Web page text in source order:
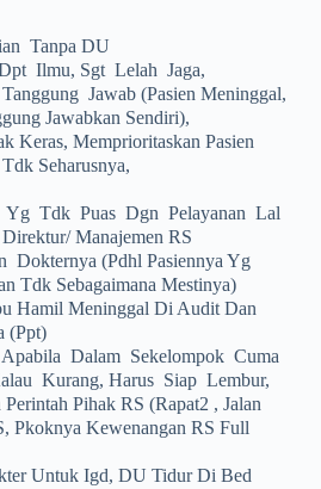
Tanpa DU
Ilmu, Sgt Lelah Jaga,
Jawab (pasien Meninggal,
Jawabkan Sendiri),
Keras, Memprioritaskan Pasien
Seharusnya,
Yg Tdk Puas Dgn Pelayanan Lal
Manajemen RS
(pdhl Pasiennya Yg
Tdk Sebagaimana Mestinya)
Hamil Meninggal Di Audit Dan
(ppt)
Apabila Dalam Sekelompok Cuma
Kurang, Harus Siap Lembur,
Pihak RS (rapat2 , Jalan
Pkoknya Kewenangan RS Full
Untuk Igd, DU Tidur Di Bed